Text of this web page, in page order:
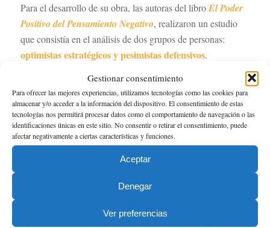
Gestionar consentimiento
Para ofrecer las mejores experiencias, utilizamos tecnologías como las cookies para
almacenar y/o acceder a la información del dispositivo. El consentimiento de estas
tecnologías nos permitirá procesar datos como el comportamiento de navegación o las
identificaciones únicas en este sitio. No consentir o retirar el consentimiento, puede
afectar negativamente a ciertas características y funciones.
Aceptar
Denegar
Ver preferencias
Para el desarrollo de su obra, las autoras del libroEl Poder
Positivo del Pensamiento Negativo, realizaron un estudio
que consistía en el análisis de dos grupos de personas:
optimistas estratégicos y pesimistas defensivos.
positivos y buscar las vías que puedan garantizarlos.
Mientras que los pesimistas defensivos consideran todas las
posibilidades de lo que podría salir mal antes de sumergirse
en un proyecto.
Por lo general, la mayor parte de las personas tendemos a
resultados obtienen. Sin embargo, este estudio ha concluido
menor. Sí establecieron expectativas algo menores o más